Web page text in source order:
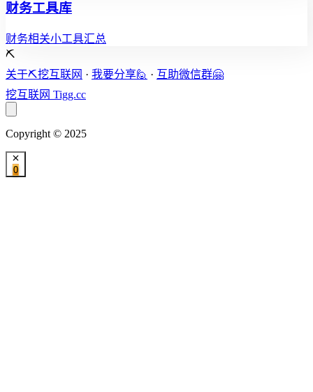
财务工具库
财务相关小工具汇总
⛏️
关于⛏️挖互联网 · 我要分享🙋 · 互助微信群🤗
挖互联网 Tigg.cc
Copyright © 2025
0